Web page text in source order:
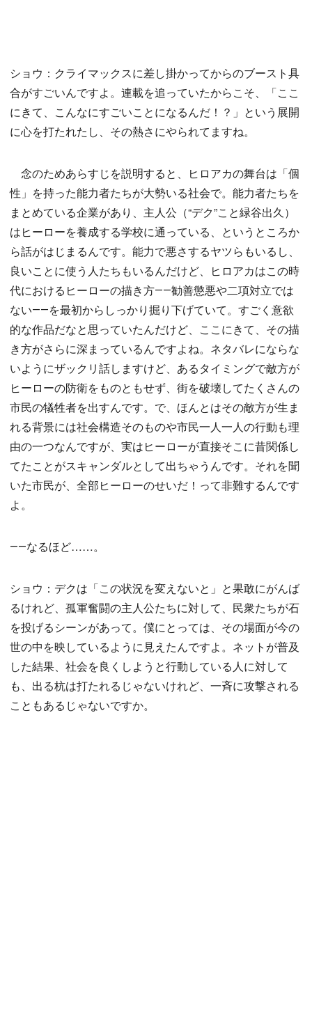
ショウ：クライマックスに差し掛かってからのブースト具
合がすごいんですよ。連載を追っていたからこそ、「ここ
にきて、こんなにすごいことになるんだ！？」という展開
に心を打たれたし、その熱さにやられてますね。
念のためあらすじを説明すると、ヒロアカの舞台は「個
性」を持った能力者たちが大勢いる社会で。能力者たちを
まとめている企業があり、主人公（“デク”こと緑谷出久）
はヒーローを養成する学校に通っている、というところか
ら話がはじまるんです。能力で悪さするヤツらもいるし、
良いことに使う人たちもいるんだけど、ヒロアカはこの時
代におけるヒーローの描き方――勧善懲悪や二項対立では
ない――を最初からしっかり掘り下げていて。すごく意欲
的な作品だなと思っていたんだけど、ここにきて、その描
き方がさらに深まっているんですよね。ネタバレにならな
いようにザックリ話しますけど、あるタイミングで敵方が
ヒーローの防衛をものともせず、街を破壊してたくさんの
市民の犠牲者を出すんです。で、ほんとはその敵方が生ま
れる背景には社会構造そのものや市民一人一人の行動も理
由の一つなんですが、実はヒーローが直接そこに昔関係し
てたことがスキャンダルとして出ちゃうんです。それを聞
いた市民が、全部ヒーローのせいだ！って非難するんです
よ。
――なるほど……。
ショウ：デクは「この状況を変えないと」と果敢にがんば
るけれど、孤軍奮闘の主人公たちに対して、民衆たちが石
を投げるシーンがあって。僕にとっては、その場面が今の
世の中を映しているように見えたんですよ。ネットが普及
した結果、社会を良くしようと行動している人に対して
も、出る杭は打たれるじゃないけれど、一斉に攻撃される
こともあるじゃないですか。